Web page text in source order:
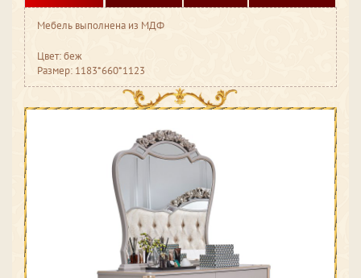
Мебель выполнена из МДФ
Цвет: беж
Размер: 1183*660*1123